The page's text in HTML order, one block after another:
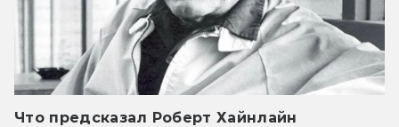
Что предсказал Роберт Хайнлайн